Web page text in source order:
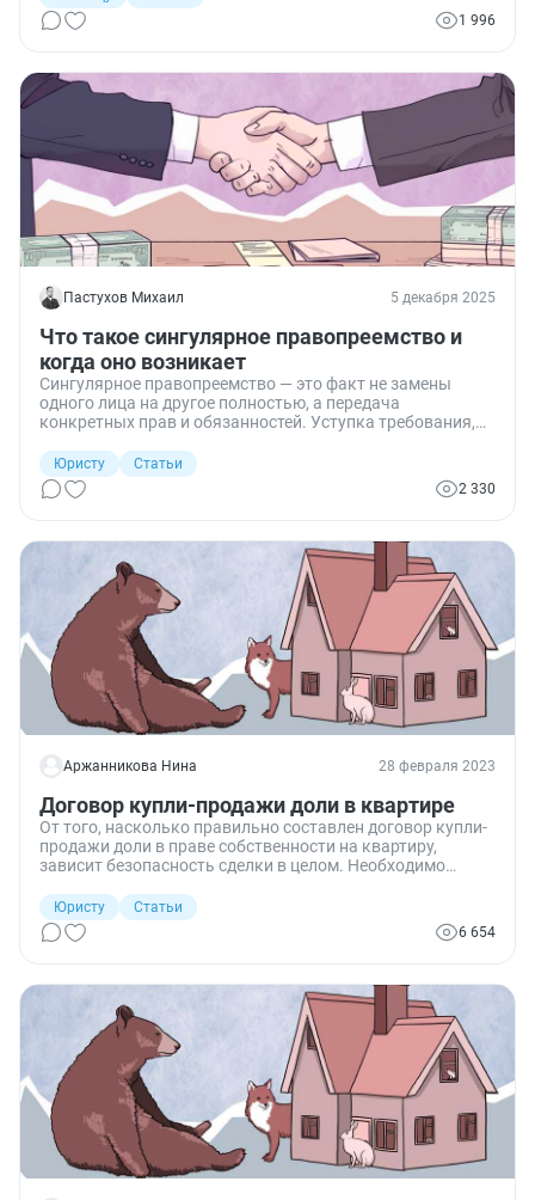
комнату.
1 996
Пастухов Михаил 5 декабря 2025
Что такое сингулярное правопреемство и
когда оно возникает
Сингулярное правопреемство — это факт не замены
одного лица на другое полностью, а передача
конкретных прав и обязанностей. Уступка требования,
случаях происходит сингулярное правопреемство.
Понимание этого процесса важно как для практикующих
юристов, так и для предпринимателей. Разберём, что это
Юристу
Статьи
2 330
Аржанникова Нина 28 февраля 2023
Договор купли-продажи доли в квартире
От того, насколько правильно составлен договор купли-
продажи доли в праве собственности на квартиру,
зависит безопасность сделки в целом. Необходимо
и порядок регистрации сделки.
Юристу
Статьи
6 654